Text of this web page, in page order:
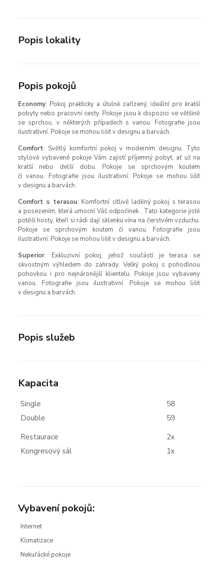
Popis lokality
Popis pokojů
Economy: Pokoj prakticky a útulně zařízený, ideální pro kratší
pobyty nebo pracovní cesty. Pokoje jsou k dispozici ve většině
se sprchou, v některých případech s vanou. Fotografie jsou
ilustrativní. Pokoje se mohou lišit v designu a barvách.
Comfort: Světlý komfortní pokoj v moderním designu. Tyto
stylově vybavené pokoje Vám zajistí příjemný pobyt, ať už na
kratší nebo delší dobu. Pokoje se sprchovým koutem
či vanou. Fotografie jsou ilustrativní. Pokoje se mohou lišit
v designu a barvách.
Comfort s terasou: Komfortní citlivě laděný pokoj s terasou
a posezením, která umocní Váš odpočinek . Tato kategorie jistě
potěší hosty, kteří si rádi dají sklenku vína na čerstvém vzduchu.
Pokoje se sprchovým koutem či vanou. Fotografie jsou
ilustrativní. Pokoje se mohou lišit v designu a barvách.
Superior: Exkluzivní pokoj, jehož součástí je terasa se
skvostným výhledem do zahrady. Velký pokoj s pohodlnou
pohovkou i pro nejnáronější klientelu. Pokoje jsou vybaveny
vanou. Fotografie jsou ilustrativní. Pokoje se mohou lišit
v designu a barvách.
Popis služeb
Kapacita
Single
58
Double
59
Restaurace
2x
Kongresový sál
1x
Vybavení pokojů:
Internet
Klimatizace
Nekuřácké pokoje